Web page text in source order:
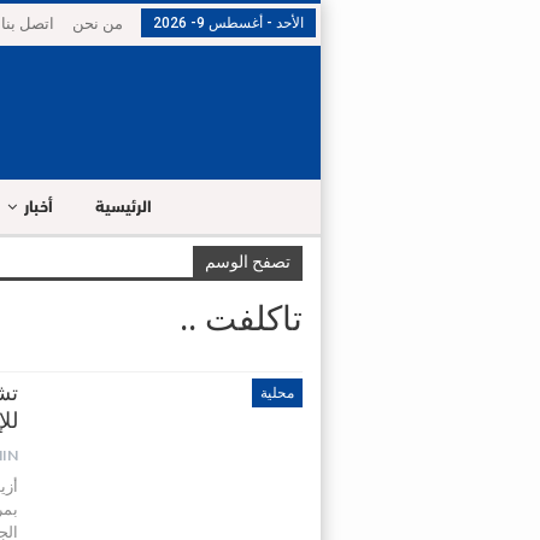
الأحد - أغسطس 9- 2026 من نحن اتصل بنا
الرئيسية أخبار
تصفح الوسم
تاكلفت ..
محلية